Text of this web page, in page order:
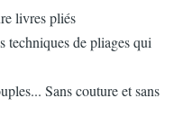
livres pliés
techniques de pliages qui
Sans couture et sans